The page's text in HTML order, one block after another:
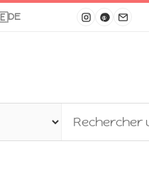
DE